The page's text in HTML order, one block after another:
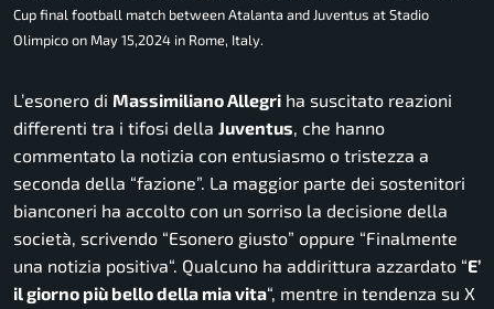
Cup final football match between Atalanta and Juventus at Stadio
Olimpico on May 15,2024 in Rome, Italy.
L’esonero di Massimiliano Allegri ha suscitato reazioni
differenti tra i tifosi della Juventus, che hanno
commentato la notizia con entusiasmo o tristezza a
seconda della “fazione”. La maggior parte dei sostenitori
bianconeri ha accolto con un sorriso la decisione della
società, scrivendo “Esonero giusto” oppure “Finalmente
una notizia positiva“. Qualcuno ha addirittura azzardato “E’
il giorno più bello della mia vita“, mentre in tendenza su X